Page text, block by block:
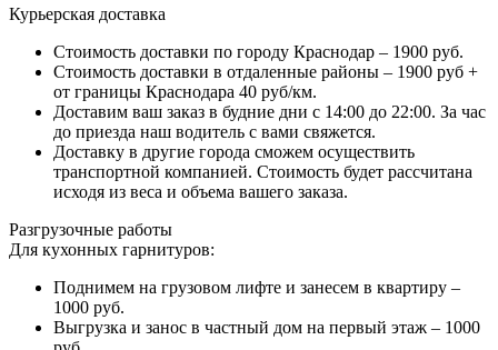
Курьерская доставка
Стоимость доставки по городу Краснодар – 1900 руб.
Стоимость доставки в отдаленные районы – 1900 руб +
от границы Краснодара 40 руб/км.
Доставим ваш заказ в будние дни с 14:00 до 22:00. За час
до приезда наш водитель с вами свяжется.
Доставку в другие города сможем осуществить
транспортной компанией. Стоимость будет рассчитана
исходя из веса и объема вашего заказа.
Разгрузочные работы
Для кухонных гарнитуров:
Поднимем на грузовом лифте и занесем в квартиру –
1000 руб.
Выгрузка и занос в частный дом на первый этаж – 1000